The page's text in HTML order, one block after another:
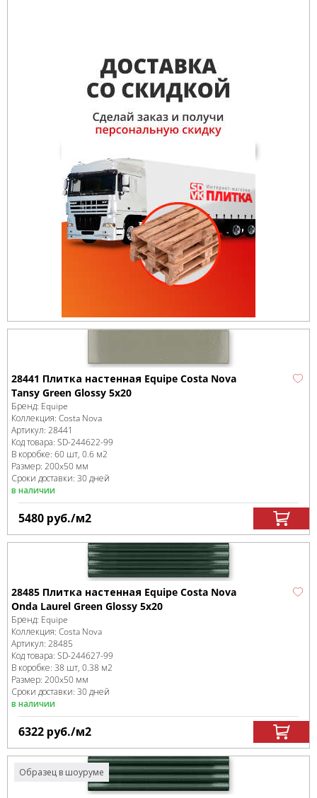
28441 Плитка настенная Equipe Costa Nova
Tansy Green Glossy 5x20
Бренд: Equipe
Коллекция: Costa Nova
Артикул: 28441
Код товара: SD-244622-99
В коробке: 60 шт, 0.6 м2
Размер: 200x50 мм
Сроки доставки: 30 дней
в наличии
5480 руб./м2
28485 Плитка настенная Equipe Costa Nova
Onda Laurel Green Glossy 5x20
Бренд: Equipe
Коллекция: Costa Nova
Артикул: 28485
Код товара: SD-244627-99
В коробке: 38 шт, 0.38 м2
Размер: 200x50 мм
Сроки доставки: 30 дней
в наличии
6322 руб./м2
Образец в шоуруме